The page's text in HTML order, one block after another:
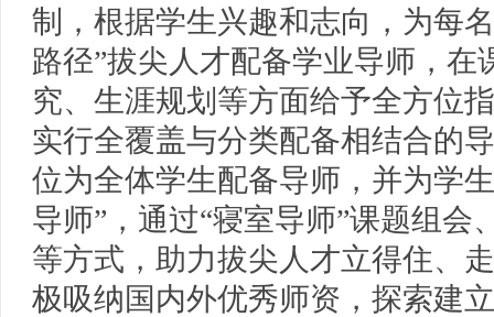
制，根据学生兴趣和志向，为每
路径”拔尖人才配备学业导师，在
究、生涯规划等方面给予全方位
实行全覆盖与分类配备相结合的
位为全体学生配备导师，并为学
导师”，通过“寝室导师”课题组会
等方式，助力拔尖人才立得住、
极吸纳国内外优秀师资，探索建